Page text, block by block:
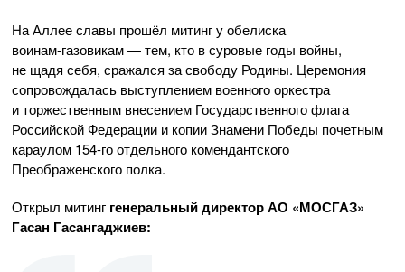
На Аллее славы прошёл митинг у обелиска
воинам-газовикам— тем, кто в суровые годы войны,
не щадя себя, сражался за свободу Родины. Церемония
сопровождалась выступлением военного оркестра
и торжественным внесением Государственного флага
Российской Федерации и копии Знамени Победы почетным
караулом 154-гоотдельного комендантского
Преображенского полка.
Открыл митинг генеральный директорАО «МОСГАЗ»
Гасан Гасангаджиев: